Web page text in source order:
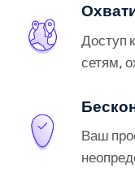
Доступ
сетям,
Ваш